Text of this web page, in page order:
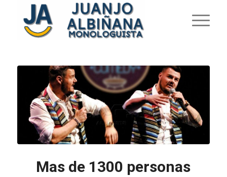
Mas de 1300 personas